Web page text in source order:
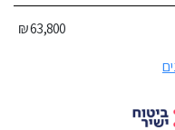
63,800 ₪